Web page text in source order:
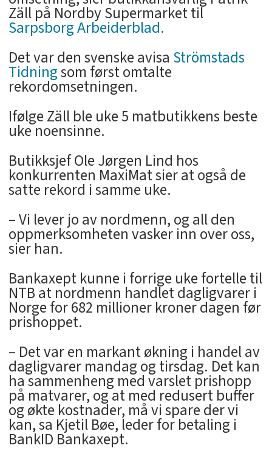
Zäll på Nordby Supermarket til
Sarpsborg Arbeiderblad.
Det var den svenske avisa Strömstads
Tidningsom først omtalte
rekordomsetningen.
Ifølge Zäll ble uke 5 matbutikkens beste
uke noensinne.
Butikksjef Ole Jørgen Lind hos
konkurrenten MaxiMat sier at også de
satte rekord i samme uke.
– Vi lever jo av nordmenn, og all den
oppmerksomheten vasker inn over oss,
sier han.
Bankaxept kunne i forrige uke fortelle til
NTB at nordmenn handlet dagligvarer i
Norge for 682 millioner kroner dagen før
prishoppet.
– Det var en markant økning i handel av
dagligvarer mandag og tirsdag. Det kan
ha sammenheng med varslet prishopp
på matvarer, og at med redusert buffer
og økte kostnader, må vi spare der vi
kan, sa Kjetil Bøe, leder for betaling i
BankID Bankaxept.